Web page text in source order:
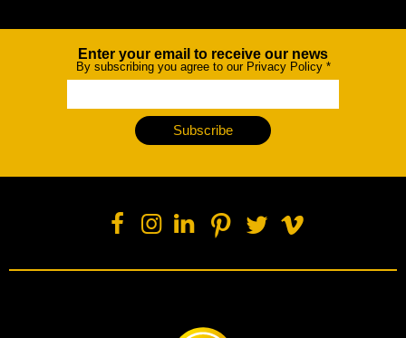
NewsletterEnter your email to receive our news
By subscribing you agree to our Privacy Policy *
Subscribe